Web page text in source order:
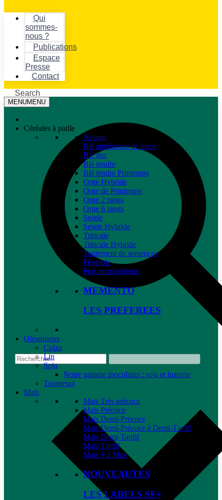
Qui
sommes-
nous ?
Publications
Espace
Presse
Contact
Search
MENUMENU
Céréales à paille
Avoine
Blé améliorant de force
Blé dur
Blé tendre
Blé tendre Printemps
Orge Hybride
Orge de Printemps
Orge 2 rangs
Orge 6 rangs
Seigle
Seigle Hybride
Triticale
Triticale Hybride
Traitement de semences
Féverole
Pois protéagineux
MEMENTO
LES PREFEREES
Oléagineux
Colza
Lin
Soja
Notre gamme inoculants : soja et luzerne
Tournesol
Maïs
Maïs Très précoce
Maïs Précoce
Maïs Demi-Précoce
Maïs Demi-Précoce à Demi-Tardif
Maïs Demi-Tardif
Maïs Tardif
Maïs V2 Max
NOUVEAUTES
LES LABELS SF+